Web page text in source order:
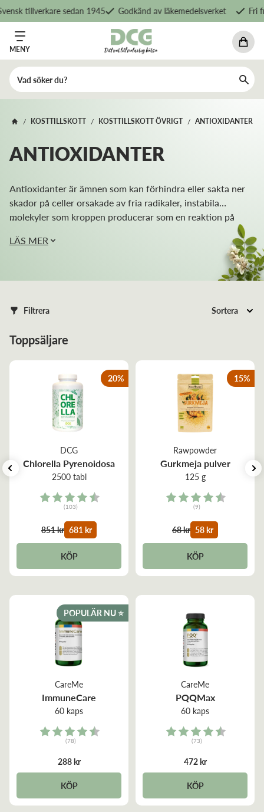
tillverkare sedan 1945 Godkänd av läkemedelsverket Fri
MENY
/ KOSTTILLSKOTT / KOSTTILLSKOTT ÖVRIGT / ANTIOXIDANTER
ANTIOXIDANTER
Antioxidanter är ämnen som kan förhindra eller sakta ner
skador på celler orsakade av fria radikaler, instabila
molekyler som kroppen producerar som en reaktion på
...
LÄS MER
Filtrera Sortera
Toppsäljare
DCG
Chlorella Pyrenoidosa
2500 tabl
Rating:
(103)
851 kr 681 kr
KÖP
20%
Rawpowder
Gurkmeja pulver
125 g
Rating:
(9)
68 kr 58 kr
KÖP
15%
CareMe
ImmuneCare
60 kaps
Rating:
(78)
288 kr
KÖP
POPULÄR NU ⭐️
CareMe
PQQMax
60 kaps
Rating:
(73)
472 kr
KÖP